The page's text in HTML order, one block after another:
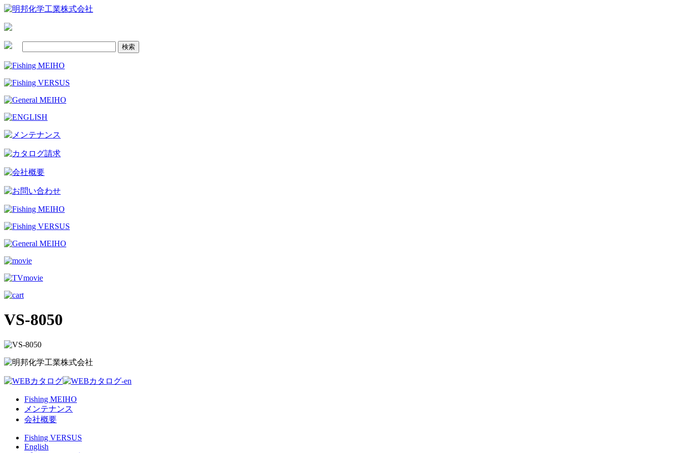
VS-8050
Fishing MEIHO
メンテナンス
会社概要
Fishing VERSUS
English